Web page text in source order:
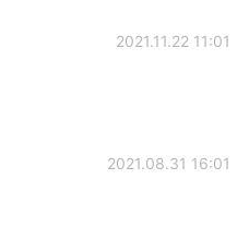
2021.11.22 11:01
2021.08.31 16:01